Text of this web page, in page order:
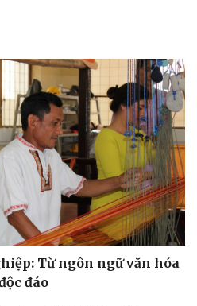
Từ ngôn ngữ văn hóa
đáo